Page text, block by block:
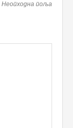
Неопходна поља